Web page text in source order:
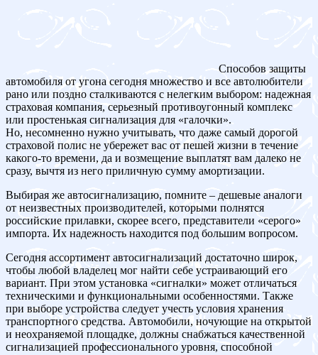
Способов защиты
автомобиля от угона сегодня множество и все автолюбители
рано или поздно сталкиваются с нелегким выбором: надежная
страховая компания, серьезный противоугонный комплекс
или простенькая сигнализация для «галочки».
Но, несомненно нужно учитывать, что даже самый дорогой
страховой полис не убережет вас от пешей жизни в течение
какого-то времени, да и возмещение выплатят вам далеко не
сразу, вычтя из него приличную сумму амортизации.
Выбирая же автосигнализацию, помните – дешевые аналоги
от неизвестных производителей, которыми полнятся
российские прилавки, скорее всего, представители «серого»
импорта. Их надежность находится под большим вопросом.
Сегодня ассортимент автосигнализаций достаточно широк,
чтобы любой владелец мог найти себе устраивающий его
вариант. При этом установка «сигналки» может отличаться
техническими и функциональными особенностями. Также
при выборе устройства следует учесть условия хранения
транспортного средства. Автомобили, ночующие на открытой
и неохраняемой площадке, должны снабжаться качественной
сигнализацией профессионального уровня, способной